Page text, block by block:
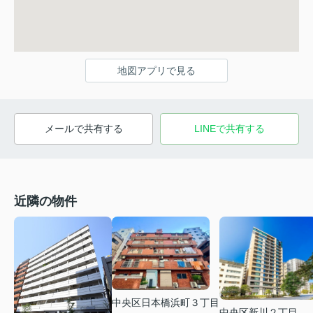
地図アプリで見る
メールで共有する LINEで共有する
近隣の物件
中央区日本橋浜町３丁目